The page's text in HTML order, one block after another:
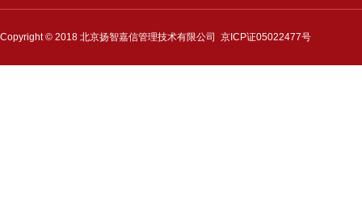
Copyright © 2018 北京扬智嘉信管理技术有限公司 京ICP证05022477号